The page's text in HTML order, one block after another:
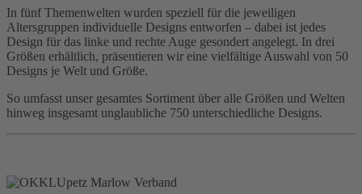
In fünf Themenwelten wurden speziell für die jeweiligen
Altersgruppen individuelle Designs entworfen – dabei ist jedes
Design für das linke und rechte Auge gesondert angelegt. In drei
Größen erhältlich, präsentieren wir eine vielfältige Auswahl von 50
Designs je Welt und Größe.
So umfasst unser gesamtes Sortiment über alle Größen und Welten
hinweg insgesamt unglaubliche 750 unterschiedliche Designs.